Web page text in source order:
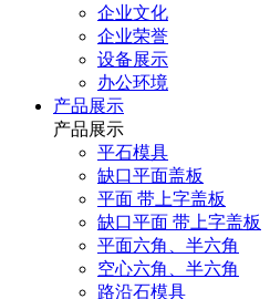
企业文化
企业荣誉
设备展示
办公环境
产品展示
产品展示
平石模具
缺口平面盖板
平面 带上字盖板
缺口平面 带上字盖板
平面六角、半六角
空心六角、半六角
路沿石模具